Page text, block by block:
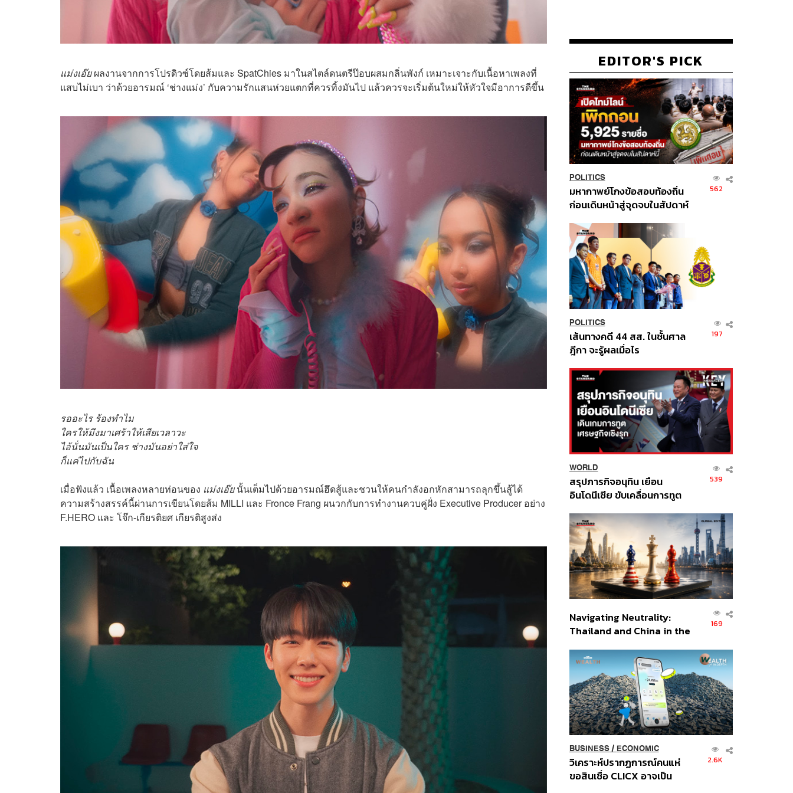
แม่งเอ๊ยผลงานจากการโปรดิวซ์โดยส้มและ SpatChies มาในสไตล์ดนตรีป๊อบผสมกลิ่นพังก์ เหมาะเจาะกับเนื้อหาเพลงที่
แสบไม่เบา ว่าด้วยอารมณ์ ‘ช่างแม่ง’ กับความรักแสนห่วยแตกที่ควรทิ้งมันไป แล้วควรจะเริ่มต้นใหม่ให้หัวใจมีอาการดีขึ้น
รออะไร ร้องทำไม
ใครให้มึงมาเศร้าให้เสียเวลาวะ
ไอ้นั่นมันเป็นใคร ช่างมันอย่าใส่ใจ
ก็แค่ไปกับฉัน
เมื่อฟังแล้ว เนื้อเพลงหลายท่อนของ แม่งเอ๊ยนั้นเต็มไปด้วยอารมณ์ฮึดสู้และชวนให้คนกำลังอกหักสามารถลุกขึ้นสู้ได้
ความสร้างสรรค์นี้ผ่านการเขียนโดยส้ม MILLI และ Fronce Frang ผนวกกับการทำงานควบคู่ฝั่ง Executive Producer อย่าง
F.HERO และ โจ๊ก-เกียรติยศ เกียรติสูงส่ง
EDITOR'S PICK
POLITICS
มหากาพย์โกงข้อสอบท้องถิ่น
ก่อนเดินหน้าสู่จุดจบในสัปดาห์
562
POLITICS
เส้นทางคดี 44 สส. ในชั้นศาล
ฎีกา จะรู้ผลเมื่อไร
197
WORLD
สรุปภารกิจอนุทิน เยือน
อินโดนีเซีย ขับเคลื่อนการทูต
ส่วนยุทธศาสตร์ไทย –
อินโดนีเซีย
539
Navigating Neutrality:
Thailand and China in the
Order
169
BUSINESS/ ECONOMIC
วิเคราะห์ปรากฏการณ์คนแห่
ขอสินเชื่อ CLICX อาจเป็น
2.6K